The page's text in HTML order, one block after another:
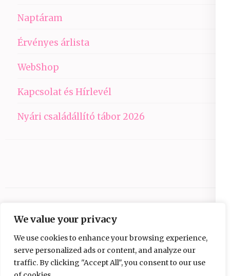
We value your privacy
We use cookies to enhance your browsing experience,
serve personalized ads or content, and analyze our
traffic. By clicking "Accept All", you consent to our use
Naptáram
Érvényes árlista
WebShop
Kapcsolat és Hírlevél
Nyári családállító tábor 2026
Copyright © 2026Ezüst-Híd.
Elegant Pink